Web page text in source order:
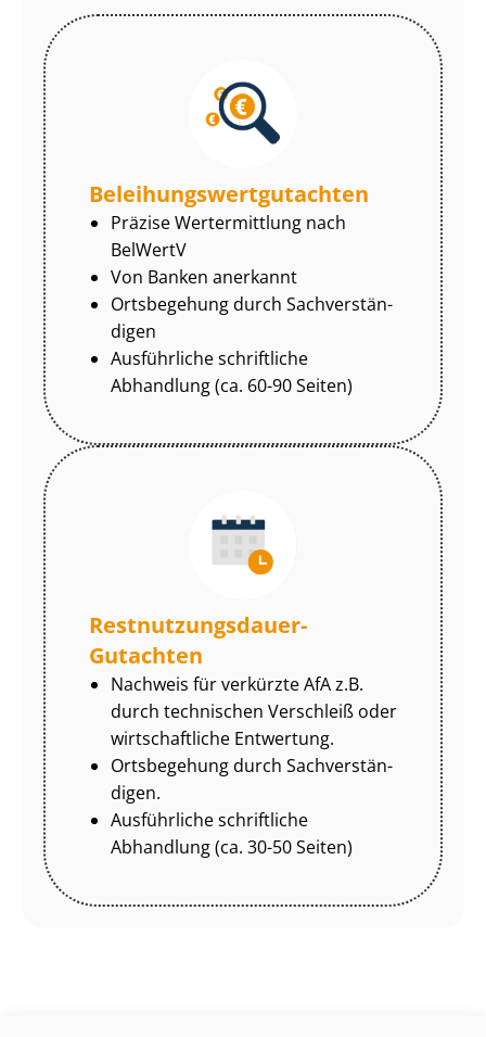
Be­lei­hungs­wert­gut­ach­ten
Präzise Wertermittlung nach
BelWertV
Von Banken anerkannt
Ortsbegehung durch Sach­ver­stän­
di­gen
Ausführliche schriftliche
Abhandlung (ca. 60-90 Seiten)
Rest­nut­zungs­dau­er-
Gutachten
Nachweis für verkürzte AfA z.B.
durch technischen Verschleiß oder
wirtschaftliche Entwertung.
Ortsbegehung durch Sach­ver­stän­
di­gen.
Ausführliche schriftliche
Abhandlung (ca. 30-50 Seiten)